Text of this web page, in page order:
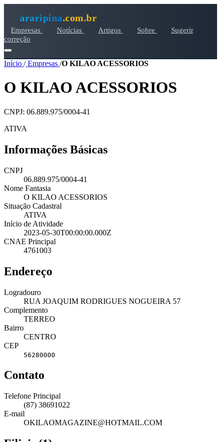
araripina.com.br
Empresas Notícias Artigos Sobre
Sugerir
correção
Início /Empresas /O KILAO ACESSORIOS
O KILAO ACESSORIOS
CNPJ: 06.889.975/0004-41
ATIVA
Informações Básicas
CNPJ
06.889.975/0004-41
Nome Fantasia
O KILAO ACESSORIOS
Situação Cadastral
ATIVA
Início de Atividade
2023-05-30T00:00:00.000Z
CNAE Principal
4761003
Endereço
Logradouro
RUA JOAQUIM RODRIGUES NOGUEIRA 57
Complemento
TERREO
Bairro
CENTRO
CEP
56280000
Contato
Telefone Principal
(87) 38691022
E-mail
OKILAOMAGAZINE@HOTMAIL.COM